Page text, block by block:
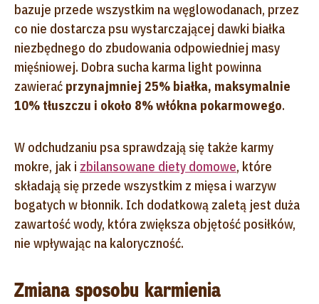
bazuje przede wszystkim na węglowodanach, przez
co nie dostarcza psu wystarczającej dawki białka
niezbędnego do zbudowania odpowiedniej masy
mięśniowej. Dobra sucha karma light powinna
zawierać przynajmniej 25% białka, maksymalnie
10% tłuszczu i około 8% włókna pokarmowego.
W odchudzaniu psa sprawdzają się także karmy
mokre, jak i zbilansowane diety domowe, które
składają się przede wszystkim z mięsa i warzyw
bogatych w błonnik. Ich dodatkową zaletą jest duża
zawartość wody, która zwiększa objętość posiłków,
nie wpływając na kaloryczność.
Zmiana sposobu karmienia